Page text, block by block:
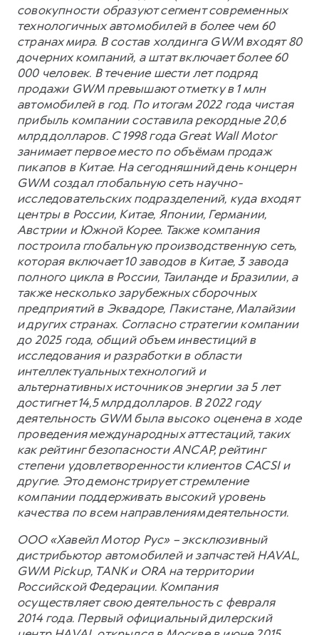
совокупности образуют сегмент современных
технологичных автомобилей в более чем 60
странах мира. В состав холдинга GWM входят 80
дочерних компаний, а штат включает более 60
000 человек. В течение шести лет подряд
продажи GWM превышают отметку в 1 млн
автомобилей в год. По итогам 2022 года чистая
прибыль компании составила рекордные 20,6
млрд долларов. С 1998 года Great Wall Motor
занимает первое место по объёмам продаж
пикапов в Китае. На сегодняшний день концерн
GWM создал глобальную сеть научно-
исследовательских подразделений, куда входят
центры в России, Китае, Японии, Германии,
Австрии и Южной Корее. Также компания
построила глобальную производственную сеть,
которая включает 10 заводов в Китае, 3 завода
полного цикла в России, Таиланде и Бразилии, а
также несколько зарубежных сборочных
предприятий в Эквадоре, Пакистане, Малайзии
и других странах. Согласно стратегии компании
до 2025 года, общий объем инвестиций в
исследования и разработки в области
интеллектуальных технологий и
альтернативных источников энергии за 5 лет
достигнет 14,5 млрд долларов. В 2022 году
деятельность GWM была высоко оценена в ходе
проведения международных аттестаций, таких
как рейтинг безопасности ANCAP, рейтинг
степени удовлетворенности клиентов CACSI и
другие. Это демонстрирует стремление
компании поддерживать высокий уровень
качества по всем направлениям деятельности.
ООО «Хавейл Мотор Рус» – эксклюзивный
дистрибьютор автомобилей и запчастей HAVAL,
GWM Pickup, TANK и ORA на территории
Российской Федерации. Компания
осуществляет свою деятельность с февраля
2014 года. Первый официальный дилерский